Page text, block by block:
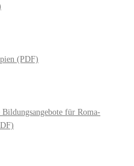
(PDF)
für Roma-